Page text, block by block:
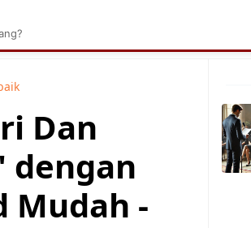
Tarombo Batak
Dan
dengan
Mudah -